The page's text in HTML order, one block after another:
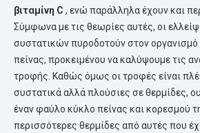
βιταμίνη C , ενώ παράλληλα έχουν και
Σύμφωνα με τις θεωρίες αυτές, οι
συστατικών πυροδοτούν στον οργανισμό
πείνας, προκειμένου να καλύψουμε τις
τροφής. Καθώς όμως οι τροφές είναι
συστατικά αλλά πλούσιες σε θερμίδες,
έναν φαύλο κύκλο πείνας και κορεσμού
περισσότερες θερμίδες από αυτές που